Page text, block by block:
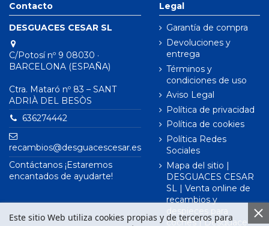
Contacto
DESGUACES CESAR SL
C/Potosí nº 9 08030 ·
BARCELONA (ESPAÑA)
Ctra. Mataró nº 83 – SANT
ADRIÀ DEL BESÒS
636274442
recambios@desguacescesar.es
Contáctanos ¡Estaremos
encantados de ayudarte!
Legal
Garantía de compra
Devoluciones y
entrega
Términos y
condiciones de uso
Aviso Legal
Política de privacidad
Política de cookies
Política Redes
Sociales
Mapa del sitio |
DESGUACES CESAR
SL | Venta online de
recambios y
despieces para
coches | Desguace
Este sitio Web utiliza cookies propias y de terceros para